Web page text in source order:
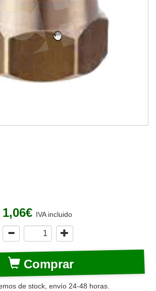
1,06€ IVA incluido
Comprar
de stock, envío 24-48 horas.